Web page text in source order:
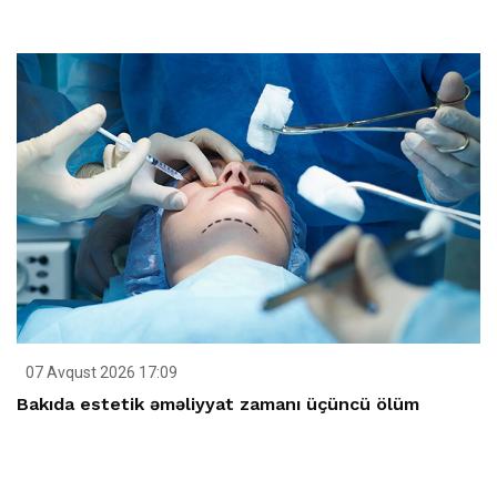
07 Avqust 2026 17:09
Bakıda estetik əməliyyat zamanı üçüncü ölüm